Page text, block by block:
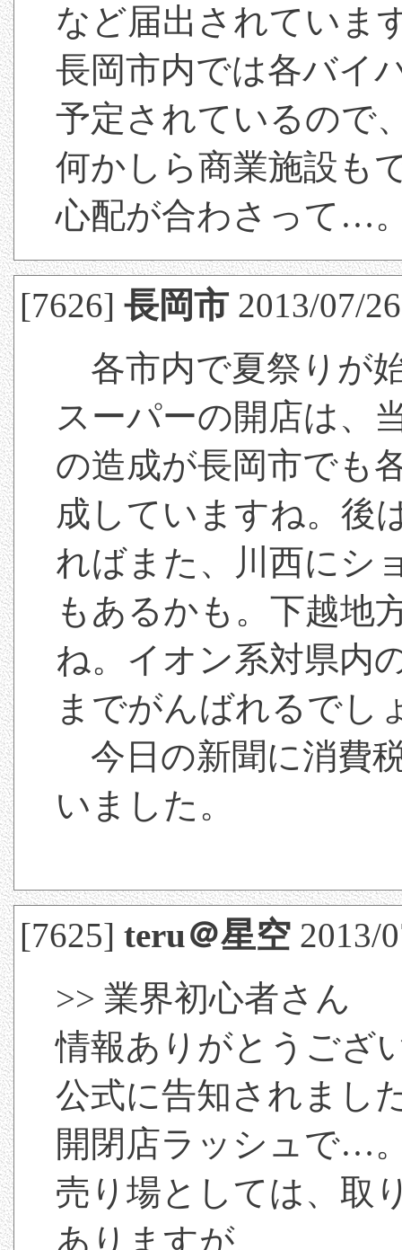
など届出されていま
長岡市内では各バイ
予定されているので
何かしら商業施設も
心配が合わさって…
[7626]長岡市 2013/07/
各市内で夏祭りが
スーパーの開店は、
の造成が長岡市でも
成していますね。後
ればまた、川西にシ
もあるかも。下越地
ね。イオン系対県内
までがんばれるでし
今日の新聞に消費
いました。
[7625]teru＠星空 2013/
>> 業界初心者さん
情報ありがとうござ
公式に告知されまし
開閉店ラッシュで…
売り場としては、取
ありますが、